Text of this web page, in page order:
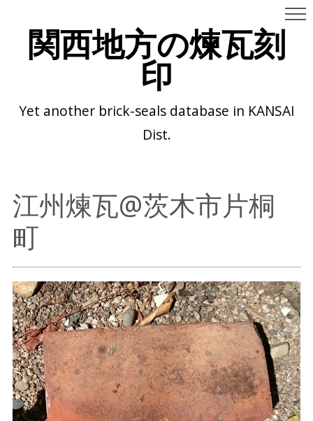
関西地方の煉瓦刻
印
Yet another brick-seals database in KANSAI
Dist.
江州煉瓦@茨木市片桐
町